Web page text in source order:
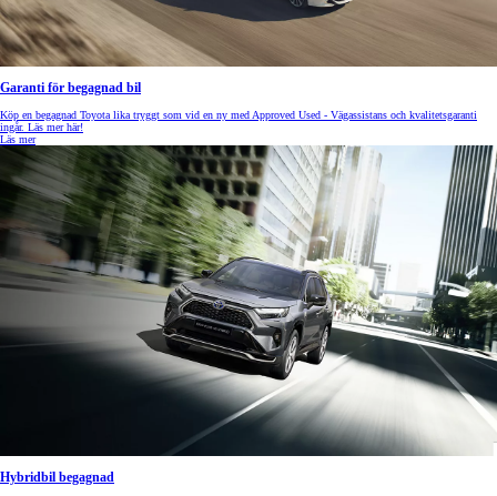
Garanti för begagnad bil
Köp en begagnad Toyota lika tryggt som vid en ny med Approved Used - Vägassistans och kvalitetsgaranti
ingår. Läs mer här!
Läs mer
Hybridbil begagnad